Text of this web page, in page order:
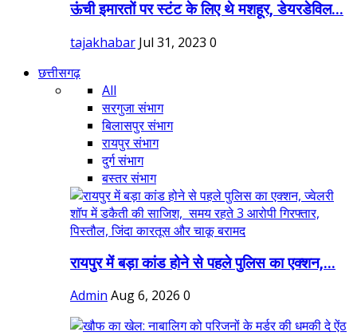
ऊंची इमारतों पर स्टंट के लिए थे मशहूर, डेयरडेविल...
tajakhabar Jul 31, 2023 0
छत्तीसगढ़
All
सरगुजा संभाग
बिलासपुर संभाग
रायपुर संभाग
दुर्ग संभाग
बस्तर संभाग
रायपुर में बड़ा कांड होने से पहले पुलिस का एक्शन,...
Admin Aug 6, 2026 0